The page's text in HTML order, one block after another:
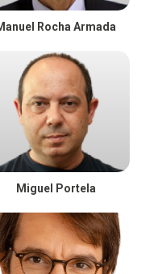
Rocha Armada
Miguel Portela